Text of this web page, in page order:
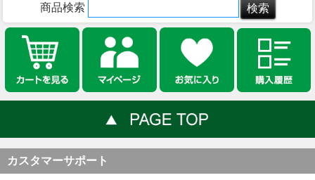
商品検索
カスタマーサポート